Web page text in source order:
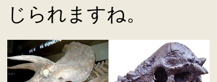
じられますね。